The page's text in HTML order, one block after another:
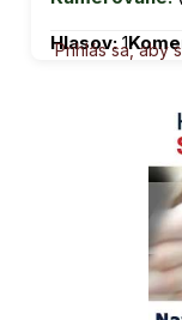
Hlasov: 1
Prihlás sa, aby